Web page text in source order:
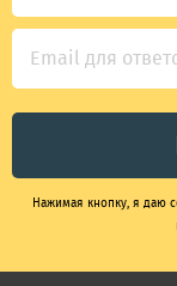
Нажимая кнопку, я даю